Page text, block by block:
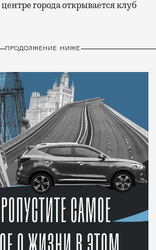
города открывается клуб
ПРОДОЛЖЕНИЕ НИЖЕ